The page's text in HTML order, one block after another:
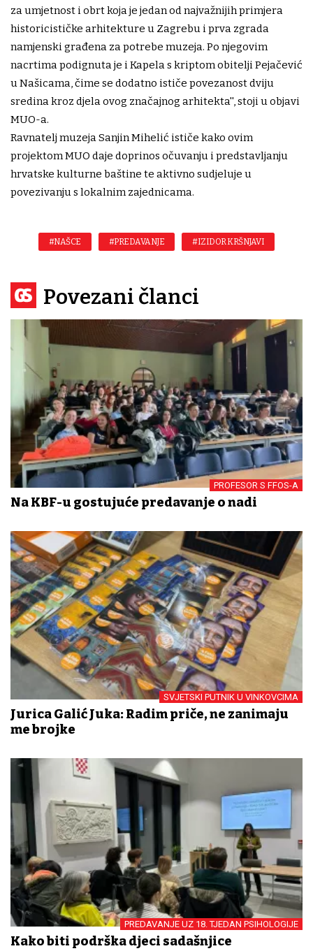
za umjetnost i obrt koja je jedan od najvažnijih primjera
historicističke arhitekture u Zagrebu i prva zgrada
namjenski građena za potrebe muzeja. Po njegovim
nacrtima podignuta je i Kapela s kriptom obitelji Pejačević
u Našicama, čime se dodatno ističe povezanost dviju
sredina kroz djela ovog značajnog arhitekta'', stoji u objavi
MUO-a.
Ravnatelj muzeja Sanjin Mihelić ističe kako ovim
projektom MUO daje doprinos očuvanju i predstavljanju
hrvatske kulturne baštine te aktivno sudjeluje u
povezivanju s lokalnim zajednicama.
#NAŠCE #PREDAVANJE #IZIDOR KRŠNJAVI
Povezani članci
PROFESOR S FFOS-A
Na KBF-u gostujuće predavanje o nadi
SVJETSKI PUTNIK U VINKOVCIMA
Jurica Galić Juka: Radim priče, ne zanimaju
me brojke
PREDAVANJE UZ 18. TJEDAN PSIHOLOGIJE
Kako biti podrška djeci sadašnjice